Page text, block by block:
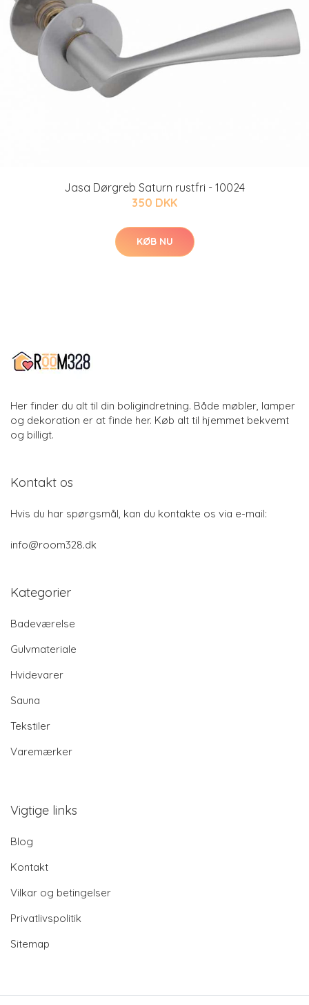
Jasa Dørgreb Saturn rustfri - 10024
350 DKK
KØB NU
Her finder du alt til din boligindretning. Både møbler, lamper
og dekoration er at finde her. Køb alt til hjemmet bekvemt
og billigt.
Kontakt os
Hvis du har spørgsmål, kan du kontakte os via e-mail:
info@room328.dk
Kategorier
Badeværelse
Gulvmateriale
Hvidevarer
Sauna
Tekstiler
Varemærker
Vigtige links
Blog
Kontakt
Vilkar og betingelser
Privatlivspolitik
Sitemap